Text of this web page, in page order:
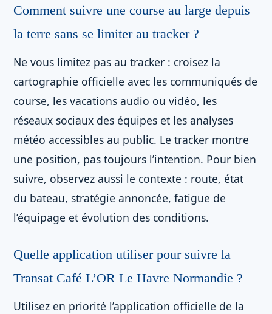
Comment suivre une course au large depuis
la terre sans se limiter au tracker ?
Ne vous limitez pas au tracker : croisez la
cartographie officielle avec les communiqués de
course, les vacations audio ou vidéo, les
réseaux sociaux des équipes et les analyses
météo accessibles au public. Le tracker montre
une position, pas toujours l’intention. Pour bien
suivre, observez aussi le contexte : route, état
du bateau, stratégie annoncée, fatigue de
l’équipage et évolution des conditions.
Quelle application utiliser pour suivre la
Transat Café L’OR Le Havre Normandie ?
Utilisez en priorité l’application officielle de la